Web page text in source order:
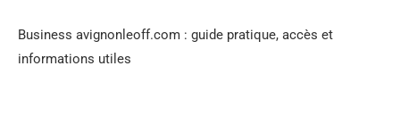
Business avignonleoff.com : guide pratique, accès et
informations utiles